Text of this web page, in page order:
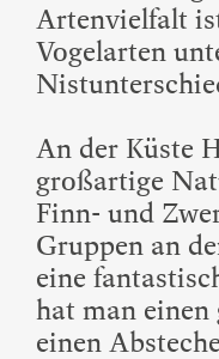
Artenvielfalt
Vogelarten
An der Küste
großartige
Finn- und
Gruppen an
eine
hat man
einen